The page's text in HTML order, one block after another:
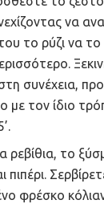
να
το ρύζι να
συνέχεια,
με τον ίδιο
ρεβίθια, το
πιπέρι.
φρέσκο